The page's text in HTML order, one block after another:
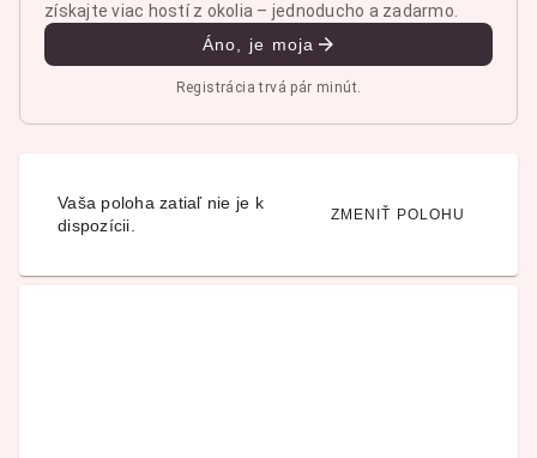
získajte viac hostí z okolia – jednoducho a zadarmo.
Áno, je moja
Registrácia trvá pár minút.
Vaša poloha zatiaľ nie je k
dispozícii.
ZMENIŤ POLOHU